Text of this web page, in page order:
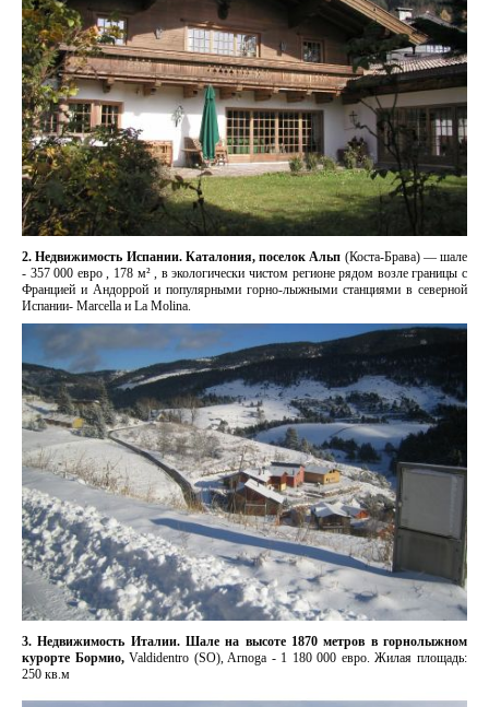
2. Недвижимость Испании. Каталония, поселок Альп (Коста-Брава) — шале
- 357 000 евро , 178 м² , в экологически чистом регионе рядом возле границы с
Францией и Андоррой и популярными горно-лыжными станциями в северной
Испании- Marcella и La Мolina.
3. Недвижимость Италии. Шале на высоте 1870 метров в горнолыжном
курорте Бормио, Valdidentro (SO), Arnoga - 1 180 000 евро. Жилая площадь:
250 кв.м